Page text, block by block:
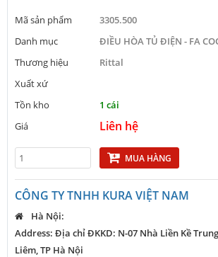
Mã sản phẩm
3305.500
Danh mục
ĐIỀU HÒA TỦ ĐIỆN - FA
Thương hiệu
Rittal
Xuất xứ
Tồn kho
1 cái
Giá
Liên hệ
MUA HÀNG
CÔNG TY TNHH KURA VIỆT NAM
Hà Nội:
Address: Địa chỉ ĐKKD: N-07 Nhà Liền Kề
Liêm, TP Hà Nội